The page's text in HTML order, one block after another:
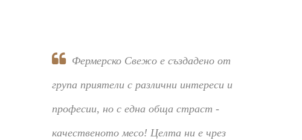
Фермерско Свежо е създадено от
група приятели с различни интереси и
професии, но с една обща страст -
качественото месо! Целта ни е чрез